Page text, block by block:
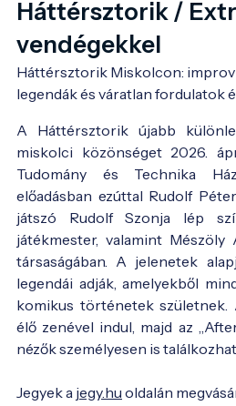
Háttérsztorik /
vendégekkel
Háttérsztorik Miskolcon:
legendák és váratlan fordulatok
A Háttérsztorik újabb
miskolci közönséget 2026.
Tudomány és Technika
előadásban ezúttal Rudolf
játszó Rudolf Szonja lép
játékmester, valamint
társaságában. A jelenetek
legendái adják, amelyekből
komikus történetek születnek.
élő zenével indul, majd az
nézők személyesen is
Jegyek a jegy.hu oldalán